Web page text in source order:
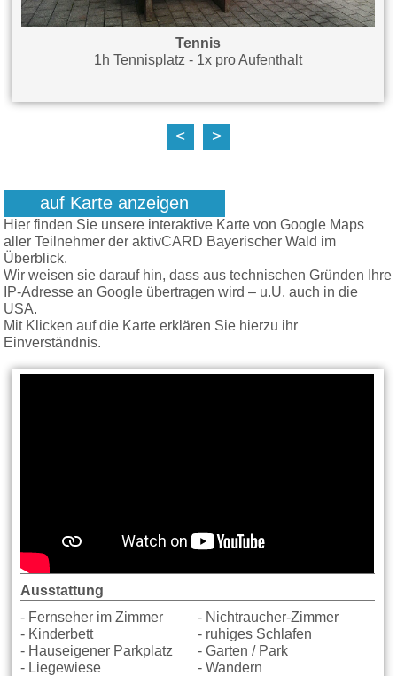
Tennis
1h Tennisplatz - 1x pro Aufenthalt
< >
auf Karte anzeigen
Hier finden Sie unsere interaktive Karte von Google Maps
aller Teilnehmer der aktivCARD Bayerischer Wald im
Überblick.
Wir weisen sie darauf hin, dass aus technischen Gründen Ihre
IP-Adresse an Google übertragen wird – u.U. auch in die
USA.
Mit Klicken auf die Karte erklären Sie hierzu ihr
Einverständnis.
Ausstattung
- Fernseher im Zimmer
- Nichtraucher-Zimmer
- Kinderbett
- ruhiges Schlafen
- Hauseigener Parkplatz
- Garten / Park
- Liegewiese
- Wandern